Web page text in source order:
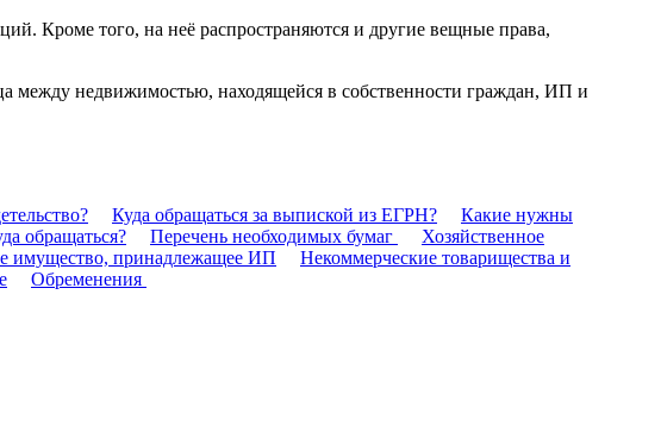
Кроме того, на неё распространяются и другие вещные права,
между недвижимостью, находящейся в собственности граждан, ИП и
Куда обращаться за выпиской из ЕГРН?
Какие нужны
обращаться? Перечень необходимых бумаг
Хозяйственное
имущество, принадлежащее ИП
Некоммерческие товарищества и
Обременения